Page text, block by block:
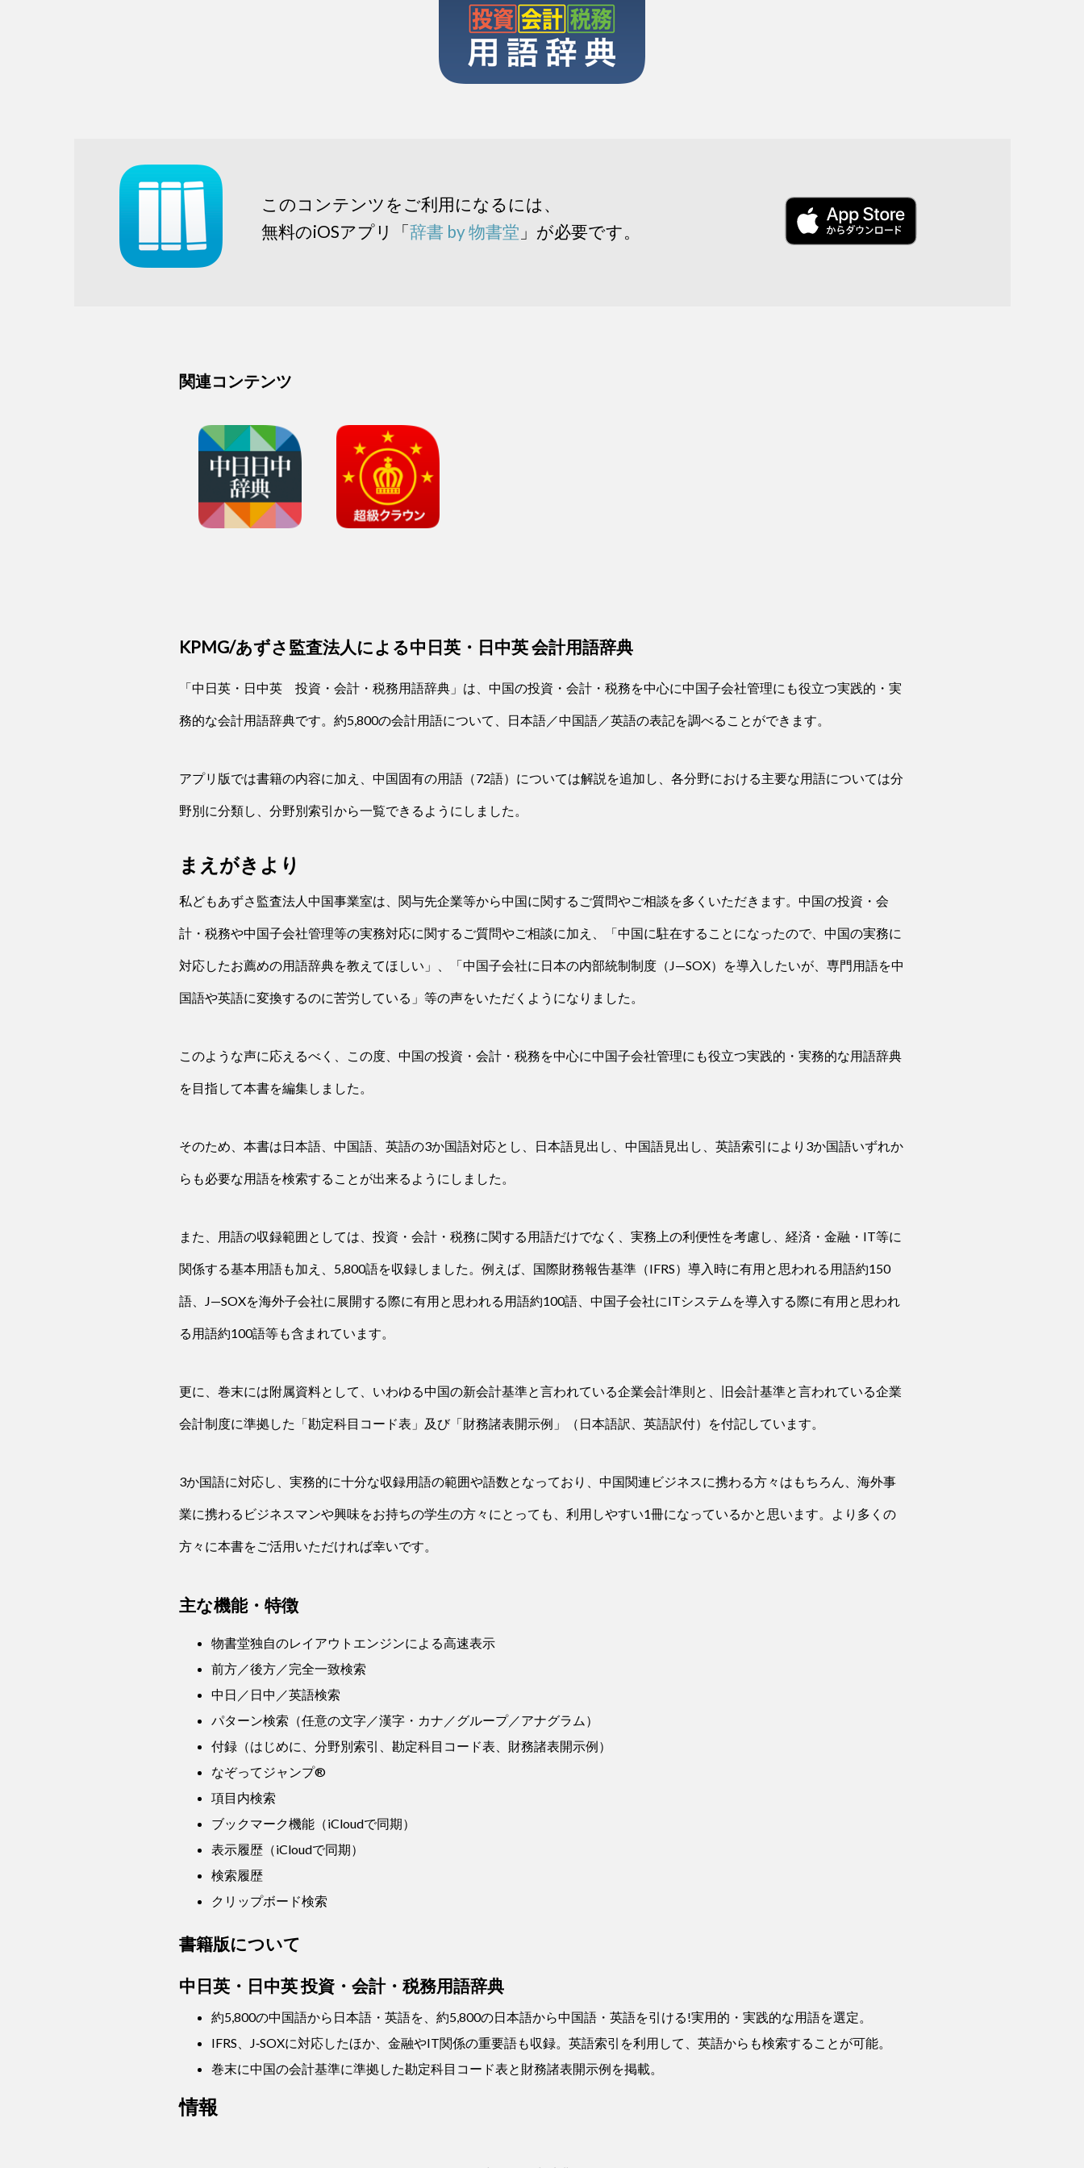
このコンテンツをご利用になるには、
無料のiOSアプリ「辞書 by 物書堂 」が必要です。
関連コンテンツ
KPMG/あずさ監査法人による中日英・日中英 会計用語辞典
「中日英・日中英 投資・会計・税務用語辞典」は、中国の投資・会計・税務を中心に中国子会社管理にも役立つ実践的・実
務的な会計用語辞典です。約5,800の会計用語について、日本語／中国語／英語の表記を調べることができます。
アプリ版では書籍の内容に加え、中国固有の用語（72語）については解説を追加し、各分野における主要な用語については分
野別に分類し、分野別索引から一覧できるようにしました。
まえがきより
私どもあずさ監査法人中国事業室は、関与先企業等から中国に関するご質問やご相談を多くいただきます。中国の投資・会
計・税務や中国子会社管理等の実務対応に関するご質問やご相談に加え、「中国に駐在することになったので、中国の実務に
対応したお薦めの用語辞典を教えてほしい」、「中国子会社に日本の内部統制制度（J—SOX）を導入したいが、専門用語を中
国語や英語に変換するのに苦労している」等の声をいただくようになりました。
このような声に応えるべく、この度、中国の投資・会計・税務を中心に中国子会社管理にも役立つ実践的・実務的な用語辞典
を目指して本書を編集しました。
そのため、本書は日本語、中国語、英語の3か国語対応とし、日本語見出し、中国語見出し、英語索引により3か国語いずれか
らも必要な用語を検索することが出来るようにしました。
また、用語の収録範囲としては、投資・会計・税務に関する用語だけでなく、実務上の利便性を考慮し、経済・金融・IT等に
関係する基本用語も加え、5,800語を収録しました。例えば、国際財務報告基準（IFRS）導入時に有用と思われる用語約150
語、J—SOXを海外子会社に展開する際に有用と思われる用語約100語、中国子会社にITシステムを導入する際に有用と思われ
る用語約100語等も含まれています。
更に、巻末には附属資料として、いわゆる中国の新会計基準と言われている企業会計準則と、旧会計基準と言われている企業
会計制度に準拠した「勘定科目コード表」及び「財務諸表開示例」（日本語訳、英語訳付）を付記しています。
3か国語に対応し、実務的に十分な収録用語の範囲や語数となっており、中国関連ビジネスに携わる方々はもちろん、海外事
業に携わるビジネスマンや興味をお持ちの学生の方々にとっても、利用しやすい1冊になっているかと思います。より多くの
方々に本書をご活用いただければ幸いです。
主な機能・特徴
物書堂独自のレイアウトエンジンによる高速表示
前方／後方／完全一致検索
中日／日中／英語検索
パターン検索（任意の文字／漢字・カナ／グループ／アナグラム）
付録（はじめに、分野別索引、勘定科目コード表、財務諸表開示例）
なぞってジャンプ®
項目内検索
ブックマーク機能（iCloudで同期）
表示履歴（iCloudで同期）
検索履歴
クリップボード検索
書籍版について
中日英・日中英 投資・会計・税務用語辞典
約5,800の中国語から日本語・英語を、約5,800の日本語から中国語・英語を引ける!実用的・実践的な用語を選定。
IFRS、J‐SOXに対応したほか、金融やIT関係の重要語も収録。英語索引を利用して、英語からも検索することが可能。
巻末に中国の会計基準に準拠した勘定科目コード表と財務諸表開示例を掲載。
情報